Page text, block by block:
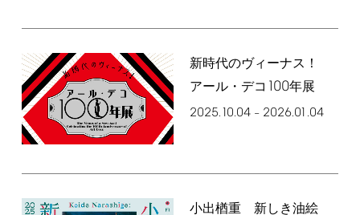
新時代のヴィーナス！
アール・デコ 100年展
2025.10.04– 2026.01.04
小出楢󠄀重 新しき油絵